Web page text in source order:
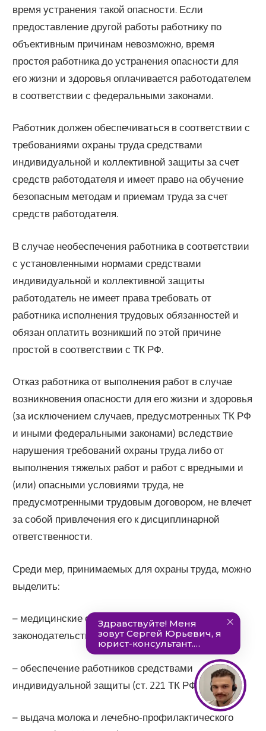
время устранения такой опасности. Если
предоставление другой работы работнику по
объективным причинам невозможно, время
простоя работника до устранения опасности для
его жизни и здоровья оплачивается работодателем
в соответствии с федеральными законами.
Работник должен обеспечиваться в соответствии с
требованиями охраны труда средствами
индивидуальной и коллективной защиты за счет
средств работодателя и имеет право на обучение
безопасным методам и приемам труда за счет
средств работодателя.
В случае необеспечения работника в соответствии
с установленными нормами средствами
индивидуальной и коллективной защиты
работодатель не имеет права требовать от
работника исполнения трудовых обязанностей и
обязан оплатить возникший по этой причине
простой в соответствии с ТК РФ.
Отказ работника от выполнения работ в случае
возникновения опасности для его жизни и здоровья
(за исключением случаев, предусмотренных ТК РФ
и иными федеральными законами) вследствие
нарушения требований охраны труда либо от
выполнения тяжелых работ и работ с вредными и
(или) опасными условиями труда, не
предусмотренными трудовым договором, не влечет
за собой привлечения его к дисциплинарной
ответственности.
Среди мер, принимаемых для охраны труда, можно
выделить:
– медицинские осмотры в случаях, указанных в
законодательстве (ст. 213 и другие ТК РФ);
– обеспечение работников средствами
индивидуальной защиты (ст. 221 ТК РФ);
– выдача молока и лечебно‑профилактического